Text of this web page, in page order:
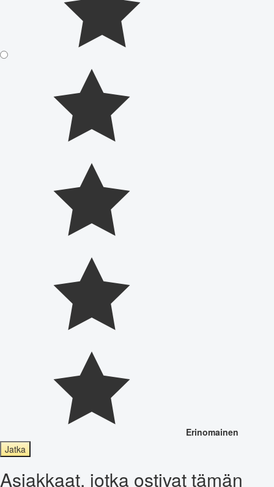
Erinomainen
Jatka
Asiakkaat, jotka ostivat tämän